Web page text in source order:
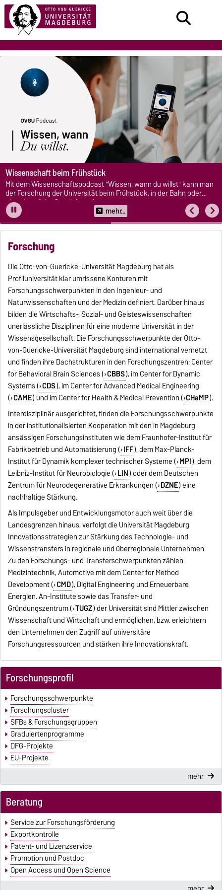
Wissenschaft beim Frühstück
Mit dem Wissenschaftspodcast "Wissen, wann du willst" kann man
der Forschung der Universität beim Frühstück, in der Bahn oder
abends auf der Couch lauschen.
mehr...
Forschung
Die Otto-von-Guericke-Universität Magdeburg hat als
Profiluniversität klar umrissene Konturen mit
Forschungsschwerpunkten in den Ingenieur- und
Naturwissenschaften und der Medizin definiert. Darüber hinaus
bilden die Wirtschafts-, Sozial- und Geisteswissenschaften
unerlässliche Disziplinen für eine moderne Universität in der
Wissensgesellschaft. Die Forschungsschwerpunkte der Otto-
von-Guericke-Universität Magdeburg sind international vernetzt
und finden ihre Dachstrukturen in den Forschungszentren: Center
for Behavioral Brain Sciences ( CBBS), im Center for Dynamic
Systems ( CDS), im Center for Advanced Medical Engineering
( CAME) und im Center for Health & Medical Prevention ( CHaMP).
Interdisziplinär ausgerichtet, finden die Forschungsschwerpunkte
in der institutionalisierten Kooperation mit den in Magdeburg
ansässigen Forschungsinstituten wie dem Fraunhofer-Institut für
Fabrikbetrieb und Automatisierung ( IFF), dem Max-Planck-
Institut für Dynamik komplexer technischer Systeme ( MPI), dem
Leibniz-Institut für Neurobiologie ( LIN) oder dem Deutschen
Zentrum für Neurodegenerative Erkrankungen ( DZNE) eine
nachhaltige Stärkung.
Als Impulsgeber und Entwicklungsmotor auch weit über die
Landesgrenzen hinaus, verfolgt die Universität Magdeburg
Innovationsstrategien zur Stärkung des Technologie- und
Wissenstransfers in regionale und überregionale Unternehmen.
Zu den Forschungs- und Transferschwerpunkten zählen
Medizintechnik, Automotive mit dem Center for Method
Development ( CMD), Digital Engineering und Erneuerbare
Energien. An-Institute sowie das Transfer- und
Gründungszentrum ( TUGZ) der Universität sind Mittler zwischen
Wissenschaft und Wirtschaft und ermöglichen, bzw. erleichtern
den Unternehmen den Zugriff auf universitäre
Forschungsressourcen und stärken ihre Innovationskraft.
Forschungsprofil
Forschungsschwerpunkte
Forschungscluster
SFBs & Forschungsgruppen
Graduiertenprogramme
DFG-Projekte
EU-Projekte
mehr
Beratung
Service zur Forschungsförderung
Exportkontrolle
Patent- und Lizenzservice
Promotion und Postdoc
Open Access und Open Science